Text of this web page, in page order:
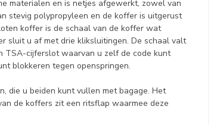
materialen en is netjes afgewerkt, zowel van
stevig polypropyleen en de koffer is uitgerust
koffer is de schaal van de koffer wat
sluit u af met drie kliksluitingen. De schaal valt
TSA-cijferslot waarvan u zelf de code kunt
blokkeren tegen openspringen.
die u beiden kunt vullen met bagage. Het
de koffers zit een ritsflap waarmee deze